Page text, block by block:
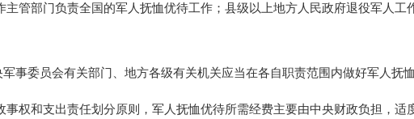
主管部门负责全国的军人抚恤优待工作；县级以上地方人民政府退役军人工
事委员会有关部门、地方各级有关机关应当在各自职责范围内做好军人抚恤
事权和支出责任划分原则，军人抚恤优待所需经费主要由中央财政负担，适